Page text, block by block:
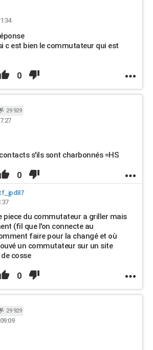
c est bien le commutateur qui est
0
29 929
s'ils sont charbonnés =HS
0
piece du commutateur a griller mais
(fil que l'on connecte au
faire pour la changé et où
un commutateur sur un site
cosse
0
29 929